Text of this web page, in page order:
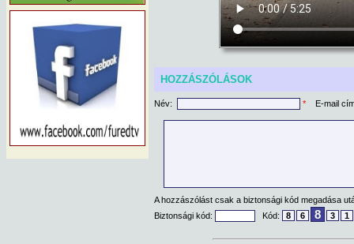
HOZZÁSZÓLÁSOK
Név: * E-mail
A hozzászólást csak a biztonsági kód megadása
Biztonsági kód:
Kód: 8 6 8 3 1